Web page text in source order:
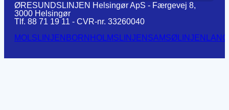
ØRESUNDSLINJEN Helsingør ApS - Færgevej 8,
3000 Helsingør
Tlf. 88 71 19 11 - CVR-nr. 33260040
MOLSLINJEN BORNHOLMSLINJEN SAMSØLINJEN